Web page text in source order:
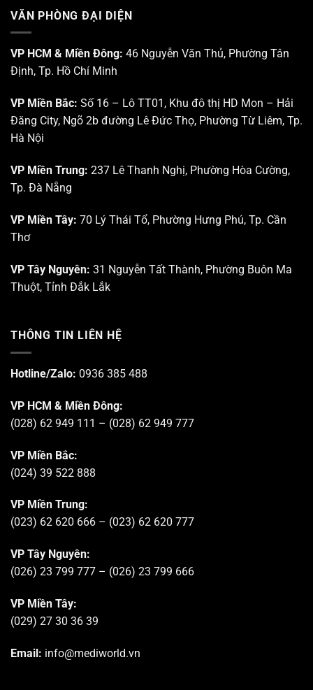
VĂN PHÒNG ĐẠI DIỆN
VP HCM & Miền Đông: 46 Nguyễn Văn Thủ, Phường Tân
Định, Tp. Hồ Chí Minh
VP Miền Bắc: Số 16 – Lô TT01, Khu đô thị HD Mon – Hải
Đăng City, Ngõ 2b đường Lê Đức Thọ, Phường Từ Liêm, Tp.
Hà Nội
VP Miền Trung: 237 Lê Thanh Nghị, Phường Hòa Cường,
Tp. Đà Nẵng
VP Miền Tây: 70 Lý Thái Tổ, Phường Hưng Phú, Tp. Cần
Thơ
VP Tây Nguyên: 31 Nguyễn Tất Thành, Phường Buôn Ma
Thuột, Tỉnh Đắk Lắk
THÔNG TIN LIÊN HỆ
Hotline/Zalo: 0936 385 488
VP HCM & Miền Đông:
(028) 62 949 111 – (028) 62 949 777
VP Miền Bắc:
(024) 39 522 888
VP Miền Trung:
(023) 62 620 666 – (023) 62 620 777
VP Tây Nguyên:
(026) 23 799 777 – (026) 23 799 666
VP Miền Tây:
(029) 27 30 36 39
Email: info@mediworld.vn